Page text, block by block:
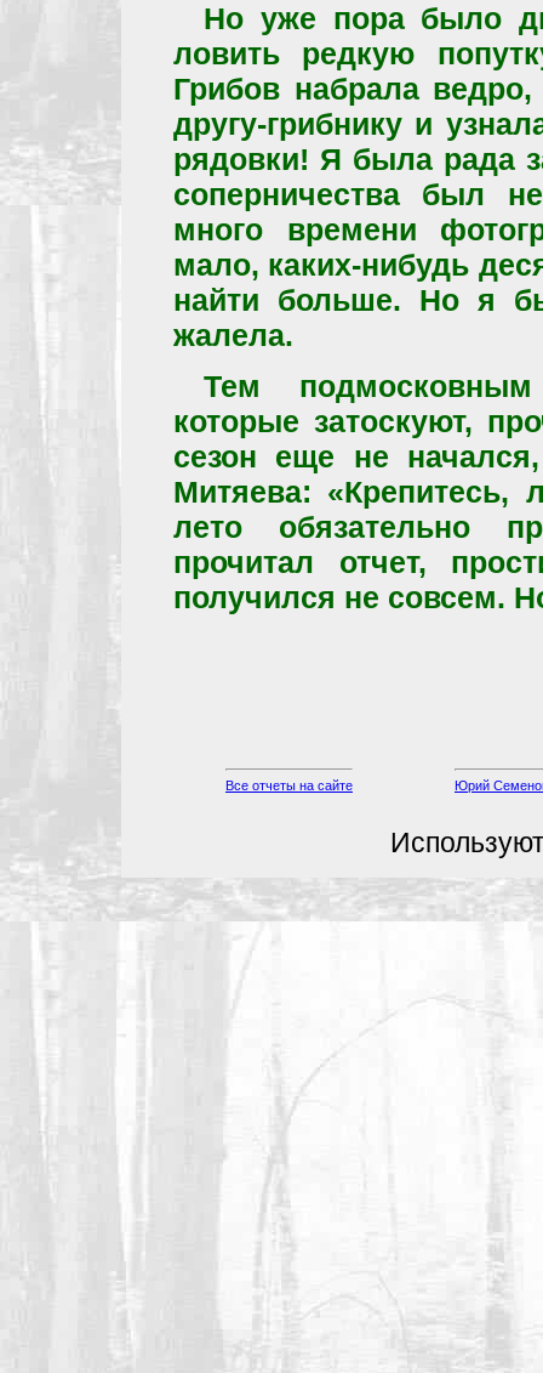
Но уже пора было
ловить редкую
Грибов набрала
другу-грибнику и
рядовки! Я была рада
соперничества был
много времени
мало, каких-нибудь
найти больше. Но я
жалела.
Тем
которые затоскуют,
сезон еще не
Митяева:
лето обязательно
прочитал отчет,
получился не совсем.
Все отчеты на сайте Юрий